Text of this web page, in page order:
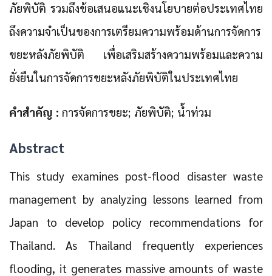
ภัยพิบัติ รวมถึงข้อเสนอแนะเชิงนโยบายต่อประเทศไทย
ถึงความจำเป็นของการเตรียมความพร้อมด้านการจัดการ
ขยะหลังภัยพิบัติ เพื่อเสริมสร้างความพร้อมและความ
ยั่งยืนในการจัดการขยะหลังภัยพิบัติในประเทศไทย
คำสำคัญ : การจัดการขยะ; ภัยพิบัติ; น้ำท่วม
Abstract
This study examines post-flood disaster waste
management by analyzing lessons learned from
Japan to develop policy recommendations for
Thailand. As Thailand frequently experiences
flooding, it generates massive amounts of waste